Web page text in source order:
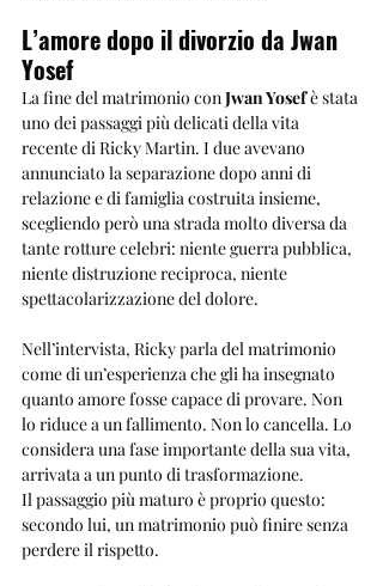
L’amore dopo il divorzio da Jwan
Yosef
La fine del matrimonio con Jwan Yosef è stata
uno dei passaggi più delicati della vita
recente di Ricky Martin. I due avevano
annunciato la separazione dopo anni di
relazione e di famiglia costruita insieme,
scegliendo però una strada molto diversa da
tante rotture celebri: niente guerra pubblica,
niente distruzione reciproca, niente
spettacolarizzazione del dolore.
Nell’intervista, Ricky parla del matrimonio
come di un’esperienza che gli ha insegnato
quanto amore fosse capace di provare. Non
lo riduce a un fallimento. Non lo cancella. Lo
considera una fase importante della sua vita,
arrivata a un punto di trasformazione.
Il passaggio più maturo è proprio questo:
secondo lui, un matrimonio può finire senza
perdere il rispetto.